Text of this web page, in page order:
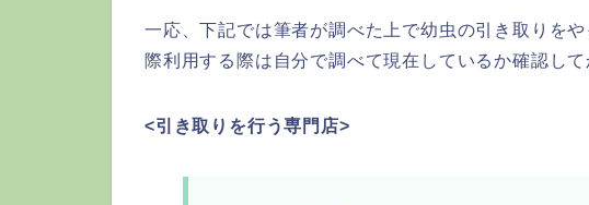
一応、下記では筆者が調べた上で幼虫の引き取りを
際利用する際は自分で調べて現在しているか確認して
<引き取りを行う専門店>